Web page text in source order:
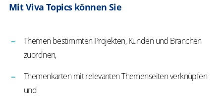
Mit Viva Topics können Sie
Themen bestimmten Projekten, Kunden und Branchen
zuordnen,
Themenkarten mit relevanten Themenseiten verknüpfen
und